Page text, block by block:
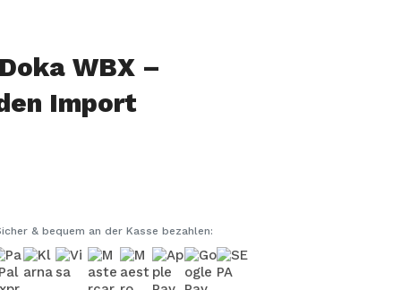
WBX –
Import
& bequem an der Kasse bezahlen: